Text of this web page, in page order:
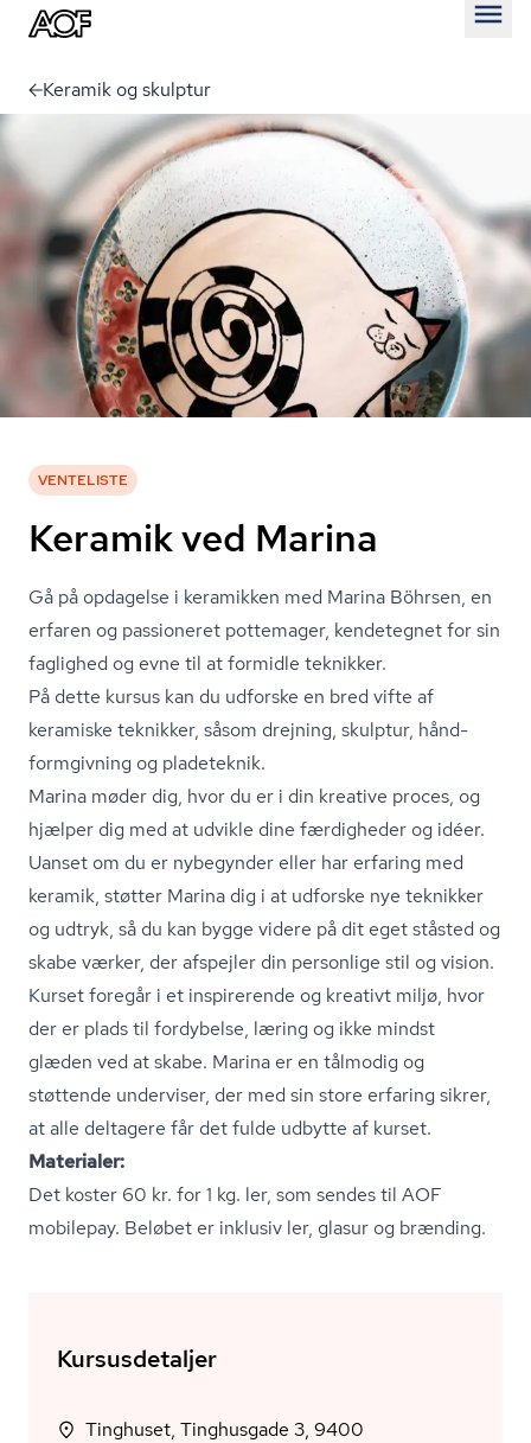
Keramik og skulptur
VENTELISTE
Keramik ved Marina
Gå på opdagelse i keramikken med Marina Böhrsen, en
erfaren og passioneret pottemager, kendetegnet for sin
faglighed og evne til at formidle teknikker.
På dette kursus kan du udforske en bred vifte af
keramiske teknikker, såsom drejning, skulptur, hånd­
form­giv­ning og pladeteknik.
Marina møder dig, hvor du er i din kreative proces, og
hjælper dig med at udvikle dine færdigheder og idéer.
Uanset om du er nybegynder eller har erfaring med
keramik, støtter Marina dig i at udforske nye teknikker
og udtryk, så du kan bygge videre på dit eget ståsted og
skabe værker, der afspejler din personlige stil og vision.
Kurset foregår i et inspirerende og kreativt miljø, hvor
der er plads til fordybelse, læring og ikke mindst
glæden ved at skabe. Marina er en tålmodig og
støttende underviser, der med sin store erfaring sikrer,
at alle deltagere får det fulde udbytte af kurset.
Materialer:
Det koster 60 kr. for 1 kg. ler, som sendes til AOF
mobilepay. Beløbet er inklusiv ler, glasur og brænding.
Kursusdetaljer
Tinghuset, Tinghusgade 3, 9400